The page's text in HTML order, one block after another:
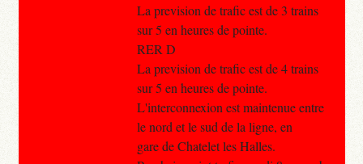
La prevision de trafic est de 3 trains
sur 5 en heures de pointe.
RER D
La prevision de trafic est de 4 trains
sur 5 en heures de pointe.
L'interconnexion est maintenue entre
le nord et le sud de la ligne, en
gare de Chatelet les Halles.